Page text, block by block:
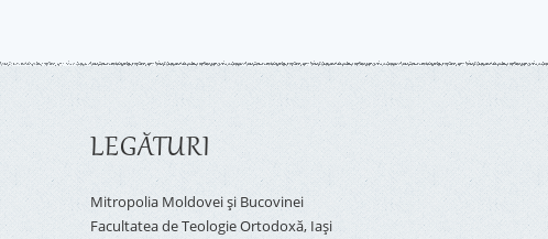
LEGĂTURI
Mitropolia Moldovei și Bucovinei
Facultatea de Teologie Ortodoxă, Iaşi